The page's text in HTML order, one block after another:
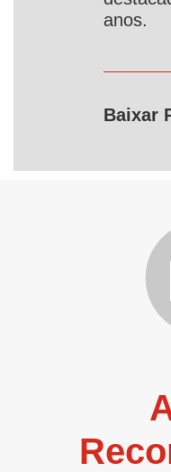
anos.
Baixar